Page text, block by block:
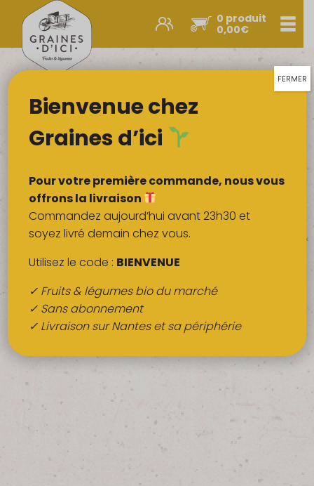
0 produit
0,00€
Promos et nouveautés
Légumes & œufs
Fruits
Viandes
Boulangerie
Crémerie
Poissons
Épicerie sucrée
Épices
Boissons
QUI SOMMES-NOUS ?
FRUITS BIO AU BUREAU
NOS PRODUCTEURS
NOS MARCHÉS
Lun 10 Mar 11
Jeu 13
Ven 14
de
produits
Légume Promos et
22
A offrir Légumes &
Bienvenue chez
Graines d’ici
Pour votre première commande, nous vous
offrons la livraison
Commandez aujourd’hui avant 23h30 et
soyez livré demain chez vous.
Utilisez le code : BIENVENUE
✓ Fruits & légumes bio du marché
✓ Sans abonnement
✓ Livraison sur Nantes et sa périphérie
FERMER